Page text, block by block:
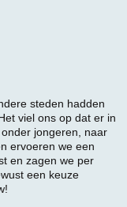
steden hadden
viel ons op dat er in
jongeren, naar
ervoeren we een
en zagen we per
een keuze